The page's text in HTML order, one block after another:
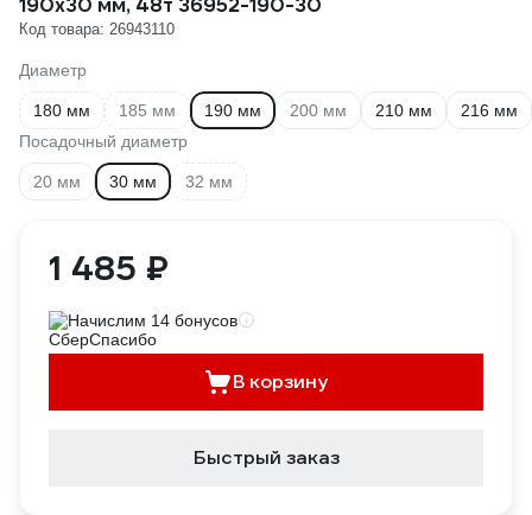
190x30 мм, 48т 36952-190-30
Код товара: 26943110
Диаметр
180 мм 185 мм 190 мм 200 мм 210 мм
216 мм
Посадочный диаметр
20 мм 30 мм 32 мм
1 485 ₽
Начислим 14 бонусов
В корзину
Быстрый заказ